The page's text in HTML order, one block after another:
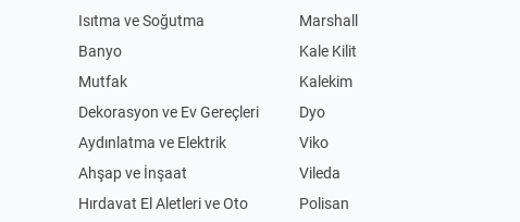
Isıtma ve Soğutma
Banyo
Mutfak
Dekorasyon ve Ev Gereçleri
Aydınlatma ve Elektrik
Ahşap ve İnşaat
Hırdavat El Aletleri ve Oto
Marshall
Kale Kilit
Kalekim
Dyo
Viko
Vileda
Polisan